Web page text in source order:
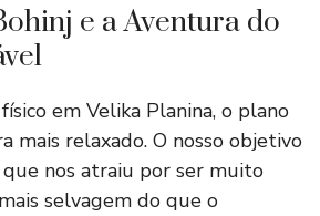
e a Aventura do
em Velika Planina, o plano
mais relaxado. O nosso objetivo
que nos atraiu por ser muito
selvagem do que o